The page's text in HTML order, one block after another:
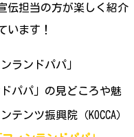
伝担当の方が楽しく紹介
います！
ランドパパ」
パパ」の見どころや魅
テンツ振興院（KOCCA）